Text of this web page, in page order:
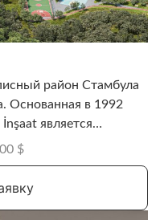
район Стамбула
Основанная в 1992
является
компанией с
$